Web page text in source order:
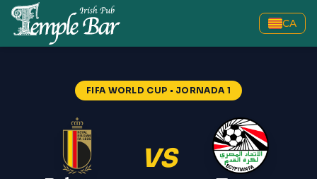
CA
Belgium vs Egypt—FIFA
FIFA WORLD CUP • JORNADA 1
VS